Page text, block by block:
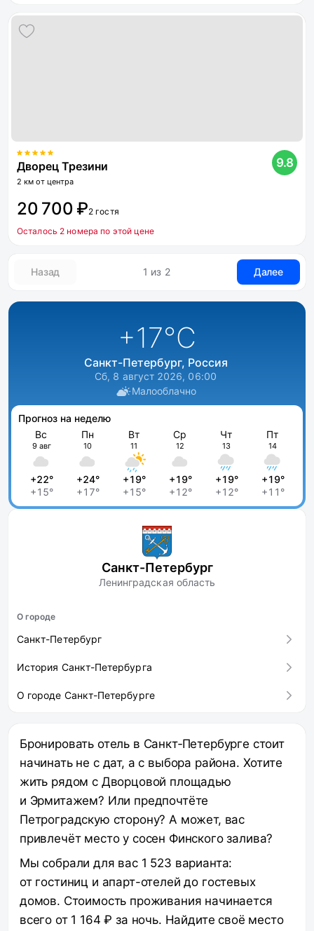
Дворец Трезини
2 км от центра
9.8
20 700 ₽2 гостя
Осталось 2 номера по этой цене
Назад 1 из 2 Далее
+17°C
Санкт-Петербург, Россия
Сб, 8 август 2026, 06:00
Малооблачно
Прогноз на неделю
Вс
9 авг
+22°
+15°
Пн
10
+24°
+17°
Вт
11
+19°
+15°
Ср
12
+19°
+12°
Чт
13
+19°
+12°
Пт
14
+19°
+11°
Санкт-Петербург
Ленинградская область
О городе
Санкт-Петербург
История Санкт-Петербурга
О городе Санкт-Петербурге
Бронировать отель в Санкт‑Петербурге стоит
начинать не с дат, а с выбора района. Хотите
жить рядом с Дворцовой площадью
и Эрмитажем? Или предпочтёте
Петроградскую сторону? А может, вас
привлечёт место у сосен Финского залива?
Мы собрали для вас 1 523 варианта:
от гостиниц и апарт-отелей до гостевых
домов. Стоимость проживания начинается
всего от 1 164 ₽ за ночь. Найдите своё место